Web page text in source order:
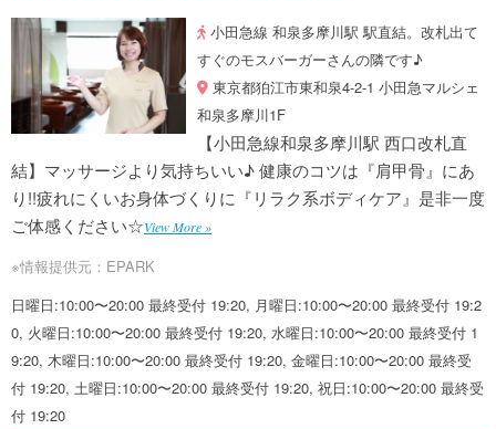
小田急線 和泉多摩川駅 駅直結。改札出て
すぐのモスバーガーさんの隣です♪
東京都狛江市東和泉4-2-1 小田急マルシェ
和泉多摩川1F
【小田急線和泉多摩川駅 西口改札直
結】マッサージより気持ちいい♪ 健康のコツは『肩甲骨』にあ
り!!疲れにくいお身体づくりに『リラク系ボディケア』是非一度
ご体感ください☆View More »
※情報提供元：EPARK
日曜日:10:00〜20:00 最終受付 19:20, 月曜日:10:00〜20:00 最終受付 19:2
0, 火曜日:10:00〜20:00 最終受付 19:20, 水曜日:10:00〜20:00 最終受付 1
9:20, 木曜日:10:00〜20:00 最終受付 19:20, 金曜日:10:00〜20:00 最終受
付 19:20, 土曜日:10:00〜20:00 最終受付 19:20, 祝日:10:00〜20:00 最終受
付 19:20